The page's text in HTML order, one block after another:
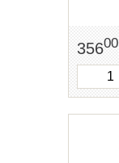
35600